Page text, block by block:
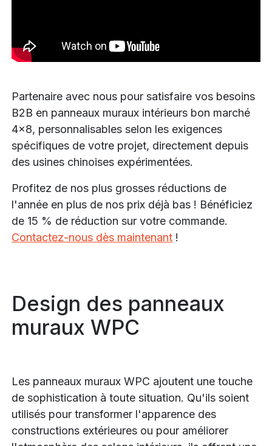
Partenaire avec nous pour satisfaire vos besoins
B2B en panneaux muraux intérieurs bon marché
4x8, personnalisables selon les exigences
spécifiques de votre projet, directement depuis
des usines chinoises expérimentées.
Profitez de nos plus grosses réductions de
l'année en plus de nos prix déjà bas ! Bénéficiez
de 15 % de réduction sur votre commande.
Contactez-nous dès maintenant !
Design des panneaux
muraux WPC
Les panneaux muraux WPC ajoutent une touche
de sophistication à toute situation. Qu'ils soient
utilisés pour transformer l'apparence des
constructions extérieures ou pour améliorer